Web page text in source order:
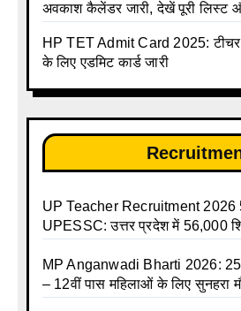
अवकाश कैलेंडर जारी, देखें पूरी लिस्ट
talika | Sarkari Avkash Talika |
Holidays Calendar
HP TET Admit Card 2025: टीचर
के लिए एडमिट कार्ड जारी
UP Teacher Recruitment
UPESSC: उत्तर प्रदेश में 56,000
MP Anganwadi Bharti 2026:
– 12वीं पास महिलाओं के लिए सुनहरा